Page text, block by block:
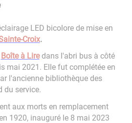
LED bicolore de mise en
Croix.
Boîte à Liredans l'abri bus à côté
mai 2021. Elle fut complétée en
l'ancienne bibliothèque des
du service.
aux morts en remplacement
1920, inauguré le 8 mai 2023